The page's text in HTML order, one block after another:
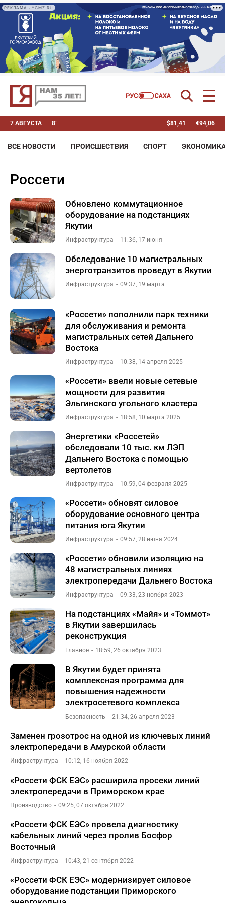
РЕКЛАМА • YGMZ.RU
7 АВГУСТА 8° $81,41 €94,06
ВСЕ НОВОСТИ ПРОИСШЕСТВИЯ СПОРТ
Россети
Обновлено коммутационное
оборудование на подстанциях
Якутии
Инфраструктура 11:36, 17 июня
Обследование 10 магистральных
энерготранзитов проведут в Якутии
Инфраструктура 09:37, 19 марта
«Россети» пополнили парк техники
для обслуживания и ремонта
магистральных сетей Дальнего
Востока
Инфраструктура 10:38, 14 апреля 2025
«Россети» ввели новые сетевые
мощности для развития
Эльгинского угольного кластера
Инфраструктура 18:58, 10 марта 2025
Энергетики «Россетей»
обследовали 10 тыс. км ЛЭП
Дальнего Востока с помощью
вертолетов
Инфраструктура 10:59, 04 февраля 2025
«Россети» обновят силовое
оборудование основного центра
питания юга Якутии
Инфраструктура 09:57, 28 июня 2024
«Россети» обновили изоляцию на
48 магистральных линиях
электропередачи Дальнего Востока
Инфраструктура 09:33, 23 ноября 2023
На подстанциях «Майя» и «Томмот»
в Якутии завершилась
реконструкция
Главное 18:59, 26 октября 2023
В Якутии будет принята
комплексная программа для
повышения надежности
электросетевого комплекса
Безопасность 21:34, 26 апреля 2023
Заменен грозотрос на одной из ключевых линий
электропередачи в Амурской области
Инфраструктура 10:12, 16 ноября 2022
«Россети ФСК ЕЭС» расширила просеки линий
электропередачи в Приморском крае
Производство 09:25, 07 октября 2022
«Россети ФСК ЕЭС» провела диагностику
кабельных линий через пролив Босфор
Восточный
Инфраструктура 10:43, 21 сентября 2022
«Россети ФСК ЕЭС» модернизирует силовое
оборудование подстанции Приморского